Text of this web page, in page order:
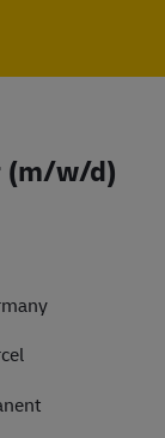
(m/w/d)